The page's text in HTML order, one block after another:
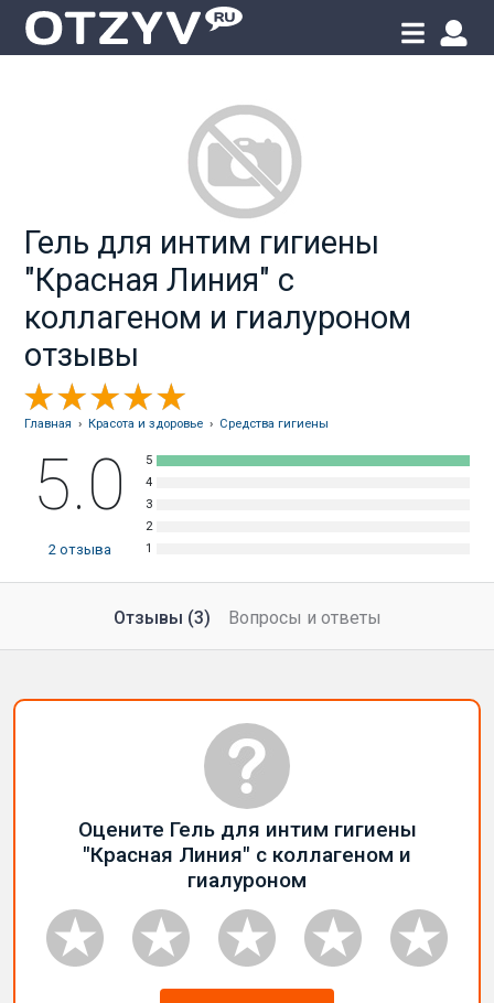
Гель для интим гигиены
"Красная Линия" с
коллагеном и гиалуроном
отзывы
Главная ›Красота и здоровье › Средства гигиены
5.0
2отзыва
Отзывы (3) Вопросы и ответы
Оцените Гель для интим гигиены
"Красная Линия" с коллагеном и
гиалуроном